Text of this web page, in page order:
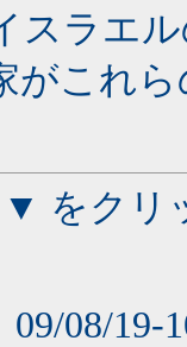
スラエ
がこれ
▼ をクリ
09/08/19-